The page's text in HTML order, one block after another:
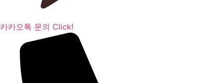
카카오톡 문의 Click!​